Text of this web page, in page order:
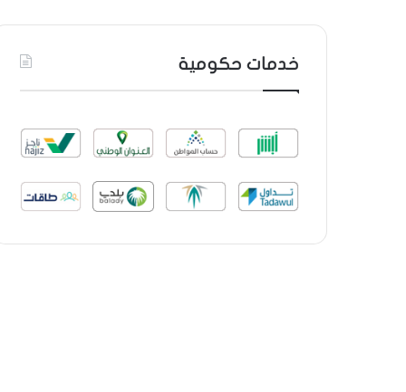
خدمات حكومية